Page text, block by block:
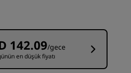
ziyaret edin
Rewards
142.09/gece
en düşük fiyatı